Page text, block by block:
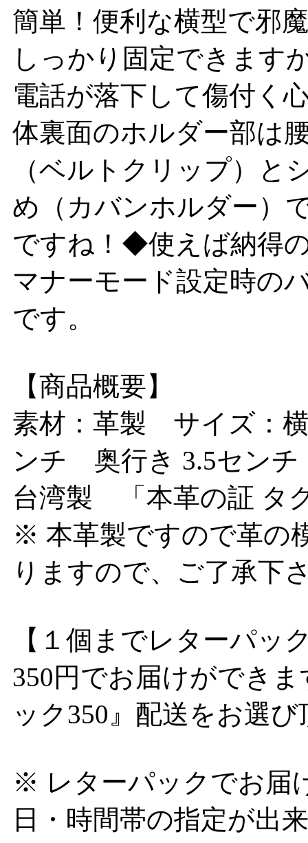
簡単！便利な横型で邪
しっかり固定できます
電話が落下して傷付く
体裏面のホルダー部は
（ベルトクリップ）と
め（カバンホルダー）
ですね！◆使えば納得
マナーモード設定時の
です。
【商品概要】
素材：革製 サイズ：
ンチ 奥行き 3.5セン
台湾製 「本革の証 タ
※ 本革製ですので革の
りますので、ご了承下
【１個までレターパッ
350円でお届けができ
ック350』配送をお選
※ レターパックでお届
日・時間帯の指定が出